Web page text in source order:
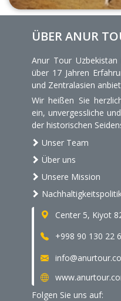
ÜBER ANUR
Anur Tour
über 17 Jahren
und Zentralasien
Wir heißen Sie
ein, unvergessliche
der historischen
Unser Team
Über uns
Unsere Mission
Center 5, Kiyot
+998 90 130 22
Folgen Sie uns auf: